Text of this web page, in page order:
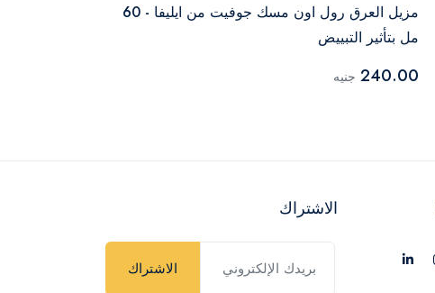
مزيل العرق رول اون مسك جوفيت من ايليفا - 60
مل بتأثير التبييض
240.00 جنيه
الاشتراك
الاشتراك